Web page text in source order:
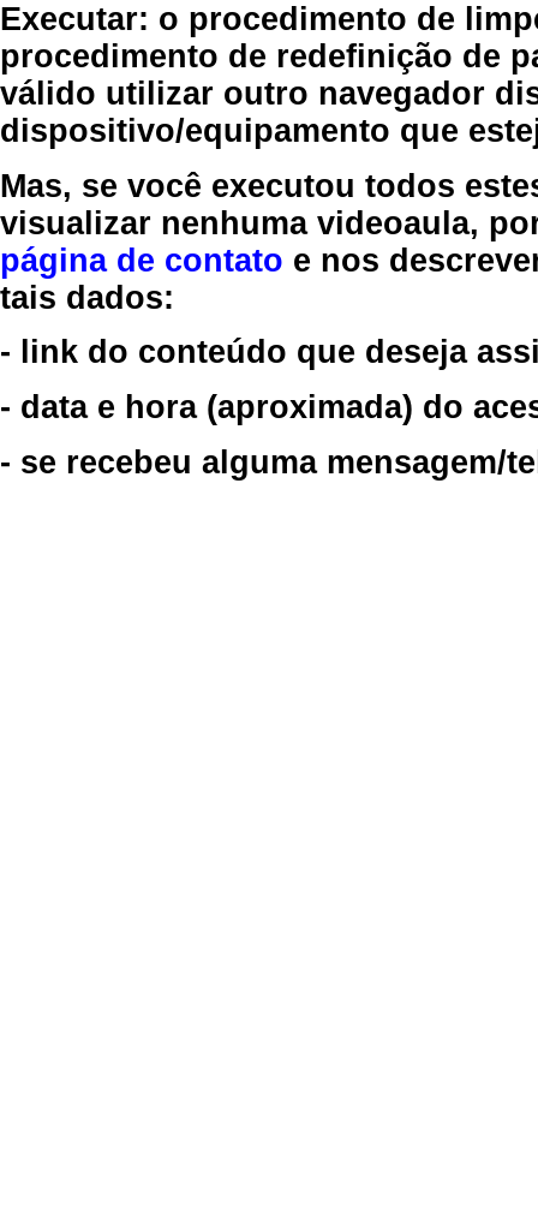
Executar: o procedimento de
procedimento de redefinição de
válido utilizar outro navegador
dispositivo/equipamento que
Mas, se você executou todos
visualizar nenhuma videoaula,
página de contato e nos
tais dados:
- link do conteúdo que deseja
- data e hora (aproximada) do
- se recebeu alguma mensagem/